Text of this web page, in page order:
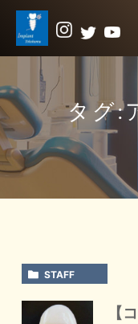
タグ:
STAFF
【